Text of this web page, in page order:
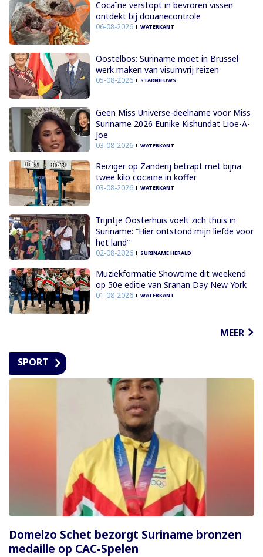
Cocaïne verstopt in bevroren vissen
ontdekt bij douanecontrole
06-08-2026 WATERKANT
Oostelbos: Suriname moet in Brussel
werk maken van visumvrij reizen
05-08-2026 STARNIEUWS
Geen Miss Universe-deelname voor Miss
Suriname 2026 Eunike Kishundat Lioe-A-
Joe
03-08-2026 WATERKANT
Reiziger op Zanderij betrapt met bijna
twee kilo cocaïne in koffer
03-08-2026 WATERKANT
Trijntje Oosterhuis voelt zich thuis in
Suriname: “Hier ontstond mijn liefde voor
het land”
02-08-2026 SURINAME HERALD
Muziekformatie Showtime dit weekend
op 50e editie van Sranan Day New York
01-08-2026 WATERKANT
MEER
SPORT
Domelzo Schet bezorgt Suriname bronzen
medaille op CAC-Spelen